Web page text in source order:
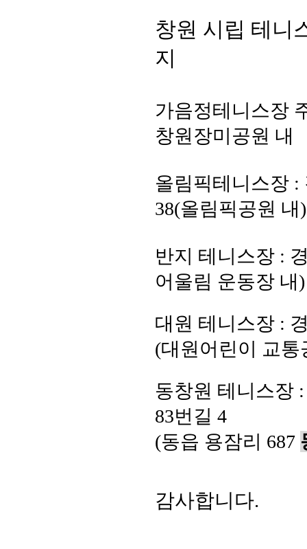
창원 시립 테니
지
가음정테니스장
창원장미공원 내
올림픽테니스장 :
38(올림픽공원 내 )
반지 테니스장 :
어울림 운동장 내 )
대원 테니스장 :
(대원어린이 교통
동창원 테니스장
83번길 4
(동읍 용잠리 687
감사합니다.